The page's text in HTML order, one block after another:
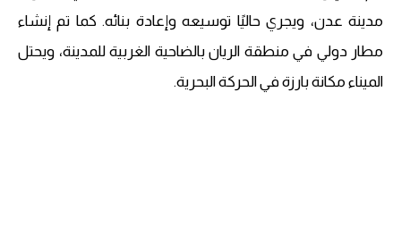
مدينة عدن، ويجري حاليًا توسيعه وإعادة بنائه. كما تم إنشاء
مطار دولي في منطقة الريان بالضاحية الغربية للمدينة، ويحتل
الميناء مكانة بارزة في الحركة البحرية.